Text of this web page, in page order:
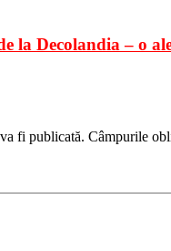
la Decolandia – o
fi publicată. Câmpurile